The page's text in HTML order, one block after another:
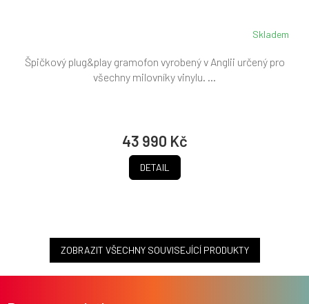
Skladem
43 990 Kč
DETAIL
Špičkový plug&play gramofon vyrobený v Anglii určený pro
všechny milovníky vinylu. ...
ZOBRAZIT VŠECHNY SOUVISEJÍCÍ PRODUKTY